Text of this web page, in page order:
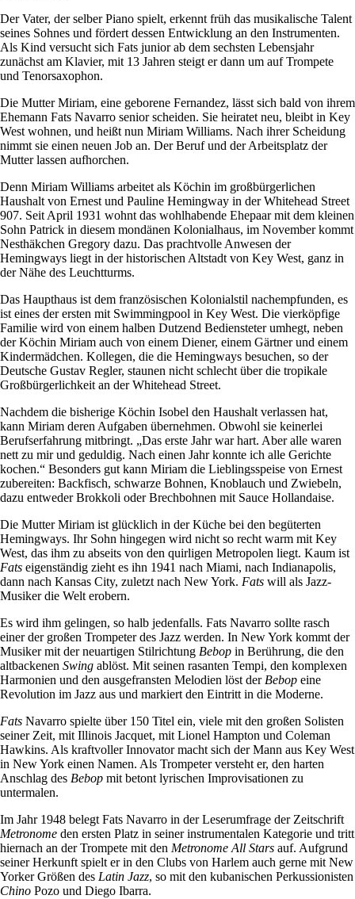
Der Vater, der selber Piano spielt, erkennt früh das musikalische Talent
seines Sohnes und fördert dessen Entwicklung an den Instrumenten.
Als Kind versucht sich Fats junior ab dem sechsten Lebensjahr
zunächst am Klavier, mit 13 Jahren steigt er dann um auf Trompete
und Tenorsaxophon.
Die Mutter Miriam, eine geborene Fernandez, lässt sich bald von ihrem
Ehemann Fats Navarro senior scheiden. Sie heiratet neu, bleibt in Key
West wohnen, und heißt nun Miriam Williams. Nach ihrer Scheidung
nimmt sie einen neuen Job an. Der Beruf und der Arbeitsplatz der
Mutter lassen aufhorchen.
Denn Miriam Williams arbeitet als Köchin im großbürgerlichen
Haushalt von Ernest und Pauline Hemingway in der Whitehead Street
907. Seit April 1931 wohnt das wohlhabende Ehepaar mit dem kleinen
Sohn Patrick in diesem mondänen Kolonialhaus, im November kommt
Nesthäkchen Gregory dazu. Das prachtvolle Anwesen der
Hemingways liegt in der historischen Altstadt von Key West, ganz in
der Nähe des Leuchtturms.
Das Haupthaus ist dem französischen Kolonialstil nachempfunden, es
ist eines der ersten mit Swimmingpool in Key West. Die vierköpfige
Familie wird von einem halben Dutzend Bediensteter umhegt, neben
der Köchin Miriam auch von einem Diener, einem Gärtner und einem
Kindermädchen. Kollegen, die die Hemingways besuchen, so der
Deutsche Gustav Regler, staunen nicht schlecht über die tropikale
Großbürgerlichkeit an der Whitehead Street.
Nachdem die bisherige Köchin Isobel den Haushalt verlassen hat,
kann Miriam deren Aufgaben übernehmen. Obwohl sie keinerlei
Berufserfahrung mitbringt. „Das erste Jahr war hart. Aber alle waren
nett zu mir und geduldig. Nach einen Jahr konnte ich alle Gerichte
kochen.“ Besonders gut kann Miriam die Lieblingsspeise von Ernest
zubereiten: Backfisch, schwarze Bohnen, Knoblauch und Zwiebeln,
dazu entweder Brokkoli oder Brechbohnen mit Sauce Hollandaise.
Die Mutter Miriam ist glücklich in der Küche bei den begüterten
Hemingways. Ihr Sohn hingegen wird nicht so recht warm mit Key
West, das ihm zu abseits von den quirligen Metropolen liegt. Kaum ist
Fats eigenständig zieht es ihn 1941 nach Miami, nach Indianapolis,
dann nach Kansas City, zuletzt nach New York. Fats will als Jazz-
Musiker die Welt erobern.
Es wird ihm gelingen, so halb jedenfalls. Fats Navarro sollte rasch
einer der großen Trompeter des Jazz werden. In New York kommt der
Musiker mit der neuartigen Stilrichtung Bebop in Berührung, die den
altbackenen Swing ablöst. Mit seinen rasanten Tempi, den komplexen
Harmonien und den ausgefransten Melodien löst der Bebop eine
Revolution im Jazz aus und markiert den Eintritt in die Moderne.
Fats Navarro spielte über 150 Titel ein, viele mit den großen Solisten
seiner Zeit, mit Illinois Jacquet, mit Lionel Hampton und Coleman
Hawkins. Als kraftvoller Innovator macht sich der Mann aus Key West
in New York einen Namen. Als Trompeter versteht er, den harten
Anschlag des Bebop mit betont lyrischen Improvisationen zu
untermalen.
Im Jahr 1948 belegt Fats Navarro in der Leserumfrage der Zeitschrift
Metronome den ersten Platz in seiner instrumentalen Kategorie und tritt
hiernach an der Trompete mit den Metronome All Stars auf. Aufgrund
seiner Herkunft spielt er in den Clubs von Harlem auch gerne mit New
Yorker Größen des Latin Jazz, so mit den kubanischen Perkussionisten
Chino Pozo und Diego Ibarra.